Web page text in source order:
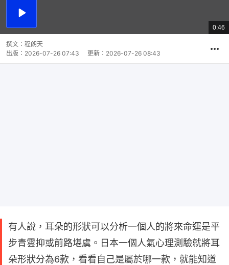
播
總
共
0:46
撰文： 程朗天
出版： 2026-07-26 07:43 更新： 2026-07-26 08:43
有人說，耳朵的形狀可以分析一個人的將來命運是平
步青雲抑或前路堪虞。日本一個人氣心理測驗就將耳
朵形狀分為6款，看看自己是屬於哪一款，就能知道